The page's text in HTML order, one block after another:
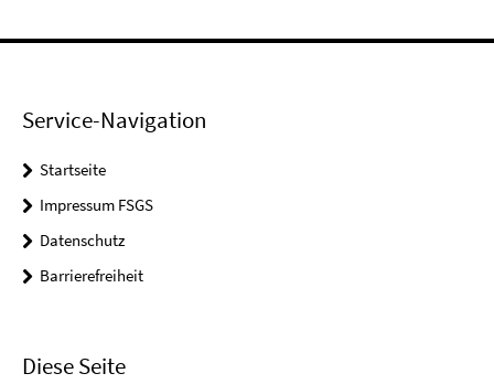
Service-Navigation
Startseite
Impressum FSGS
Datenschutz
Barrierefreiheit
Diese Seite